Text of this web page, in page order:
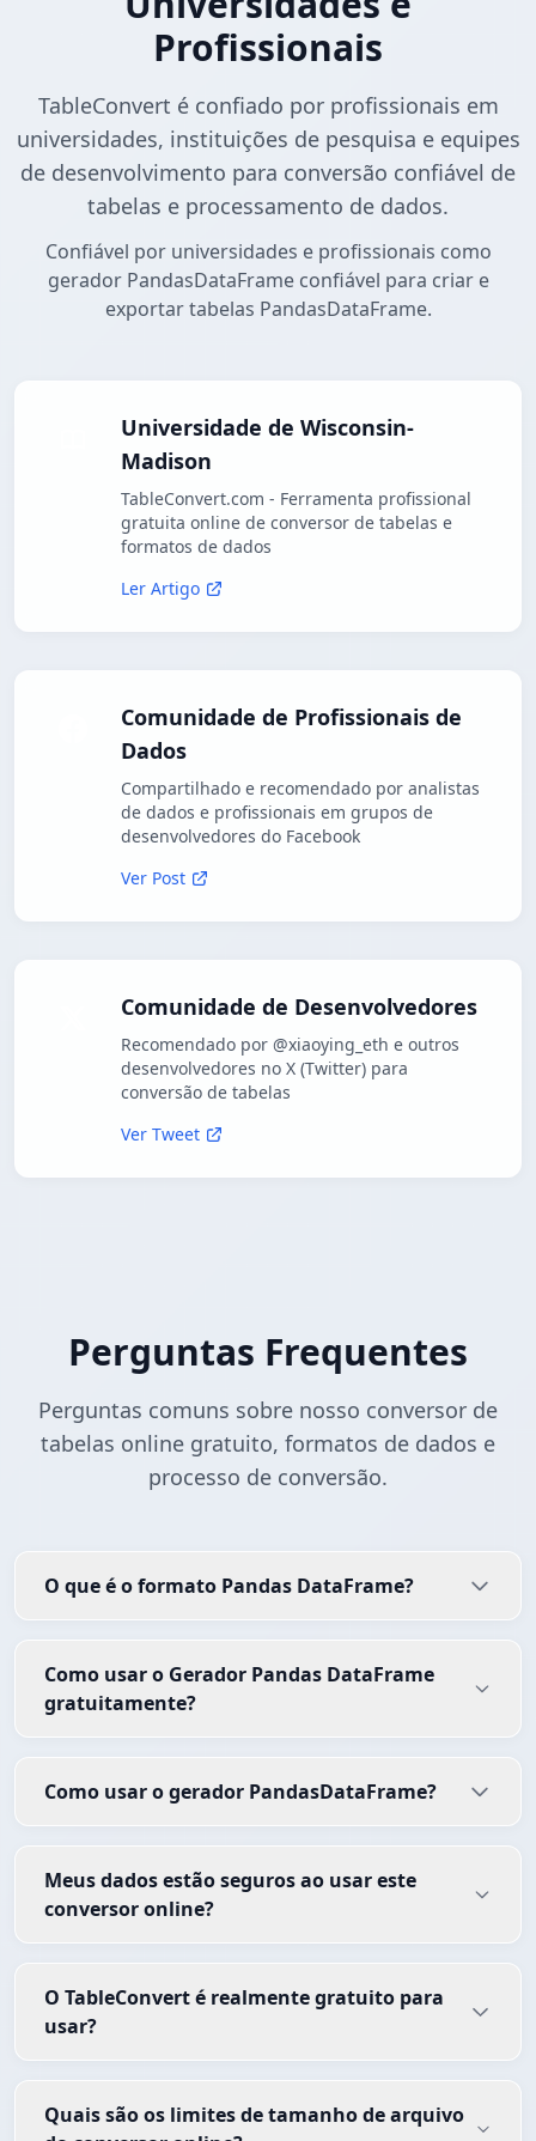
Profissionais
TableConvert é confiado por profissionais em
universidades, instituições de pesquisa e equipes
de desenvolvimento para conversão confiável de
tabelas e processamento de dados.
Confiável por universidades e profissionais como
gerador PandasDataFrame confiável para criar e
exportar tabelas PandasDataFrame.
Universidade de Wisconsin-
Madison
TableConvert.com - Ferramenta profissional
gratuita online de conversor de tabelas e
formatos de dados
Ler Artigo
Comunidade de Profissionais de
Dados
Compartilhado e recomendado por analistas
de dados e profissionais em grupos de
desenvolvedores do Facebook
Ver Post
Comunidade de Desenvolvedores
Recomendado por @xiaoying_eth e outros
desenvolvedores no X (Twitter) para
conversão de tabelas
Ver Tweet
Perguntas Frequentes
Perguntas comuns sobre nosso conversor de
tabelas online gratuito, formatos de dados e
processo de conversão.
O que é o formato Pandas DataFrame?
Como usar o Gerador Pandas DataFrame
gratuitamente?
Como usar o gerador PandasDataFrame?
Meus dados estão seguros ao usar este
conversor online?
O TableConvert é realmente gratuito para
usar?
Quais são os limites de tamanho de arquivo